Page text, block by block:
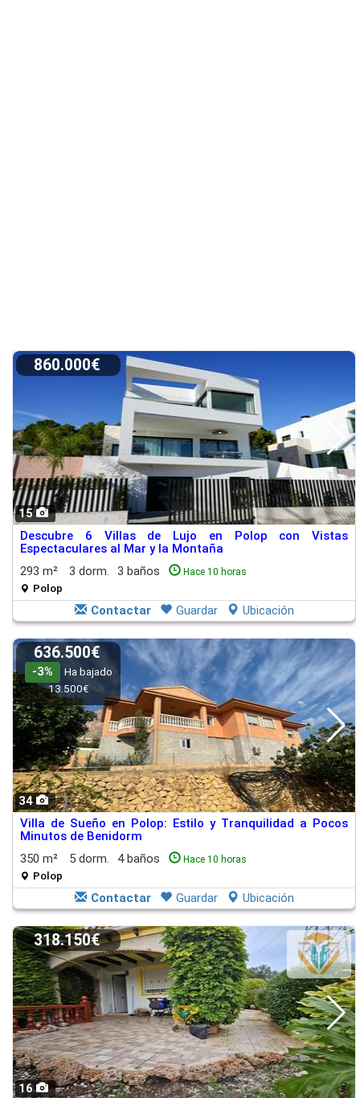
15
860.000€
Descubre 6 Villas de Lujo en Polop con Vistas
Espectaculares al Mar y la Montaña
293 m²
3 dorm. 3 baños Hace 10 horas
Polop
Contactar Guardar Ubicación
34
636.500€
-3%
Ha bajado
13.500€
Villa de Sueño en Polop: Estilo y Tranquilidad a Pocos
Minutos de Benidorm
350 m²
5 dorm. 4 baños Hace 10 horas
Polop
Contactar Guardar Ubicación
16
318.150€